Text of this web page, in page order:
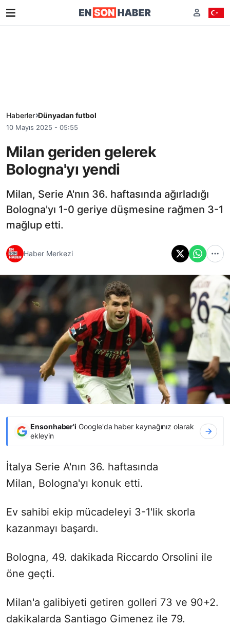
Haberler Dünyadan futbol
10 Mayıs 2025 - 05:55
Milan geriden gelerek
Bologna'yı yendi
Milan, Serie A'nın 36. haftasında ağırladığı
Bologna'yı 1-0 geriye düşmesine rağmen 3-1
mağlup etti.
Haber Merkezi
Ensonhaber'i Google'da haber kaynağınız olarak
ekleyin
İtalya Serie A'nın 36. haftasında
Milan, Bologna'yı konuk etti.
Ev sahibi ekip mücadeleyi 3-1'lik skorla
kazanmayı başardı.
Bologna, 49. dakikada Riccardo Orsolini ile
öne geçti.
Milan'a galibiyeti getiren golleri 73 ve 90+2.
dakikalarda Santiago Gimenez ile 79.